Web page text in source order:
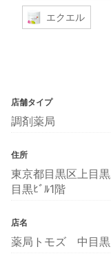
エクエル
店舗タイプ
調剤薬局
住所
東京都目黒区上目
目黒ﾋﾞﾙ1階
店名
薬局トモズ 中目黒